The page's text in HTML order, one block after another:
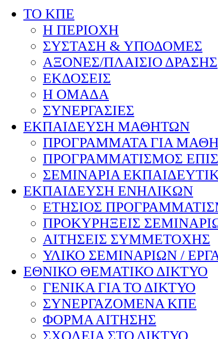
ΤΟ ΚΠΕ
Η ΠΕΡΙΟΧΗ
ΣΥΣΤΑΣΗ & ΥΠΟΔΟΜΕΣ
ΑΞΟΝΕΣ/ΠΛΑΙΣΙΟ ΔΡΑΣΗΣ
ΕΚΔΟΣΕΙΣ
Η ΟΜΑΔΑ
ΣΥΝΕΡΓΑΣΙΕΣ
ΕΚΠΑΙΔΕΥΣΗ ΜΑΘΗΤΩΝ
ΠΡΟΓΡΑΜΜΑΤΑ ΓΙΑ
ΠΡΟΓΡΑΜΜΑΤΙΣΜΟΣ
ΣΕΜΙΝΑΡΙΑ
ΕΚΠΑΙΔΕΥΣΗ ΕΝΗΛΙΚΩΝ
ΕΤΗΣΙΟΣ
ΠΡΟΚΥΡΗΞΕΙΣ
ΑΙΤΗΣΕΙΣ ΣΥΜΜΕΤΟΧΗΣ
ΥΛΙΚΟ ΣΕΜΙΝΑΡΙΩΝ /
ΕΘΝΙΚΟ ΘΕΜΑΤΙΚΟ ΔΙΚΤΥΟ
ΓΕΝΙΚΑ ΓΙΑ ΤΟ ΔΙΚΤΥΟ
ΣΥΝΕΡΓΑΖΟΜΕΝΑ ΚΠΕ
ΦΟΡΜΑ ΑΙΤΗΣΗΣ
ΣΧΟΛΕΙΑ ΣΤΟ ΔΙΚΤΥΟ